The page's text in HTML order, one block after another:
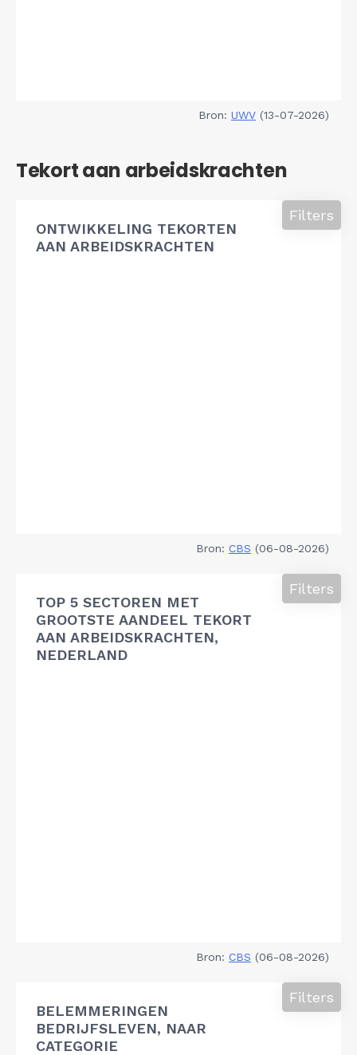
Bron: UWV (13-07-2026)
Tekort aan arbeidskrachten
ONTWIKKELING TEKORTEN
AAN ARBEIDSKRACHTEN
Filters
Bron: CBS (06-08-2026)
TOP 5 SECTOREN MET
GROOTSTE AANDEEL TEKORT
AAN ARBEIDSKRACHTEN,
NEDERLAND
Filters
Bron: CBS (06-08-2026)
BELEMMERINGEN
BEDRIJFSLEVEN, NAAR
CATEGORIE
Filters